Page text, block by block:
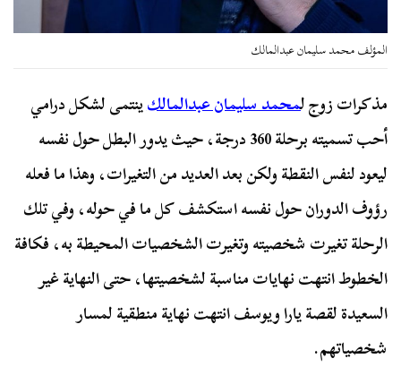
المؤلف محمد سليمان عبدالمالك
مذكرات زوج لمحمد سليمان عبدالمالكينتمى لشكل درامي
أحب تسميته برحلة 360 درجة، حيث يدور البطل حول نفسه
ليعود لنفس النقطة ولكن بعد العديد من التغيرات، وهذا ما فعله
رؤوف الدوران حول نفسه استكشف كل ما في حوله، وفي تلك
الرحلة تغيرت شخصيته وتغيرت الشخصيات المحيطة به، فكافة
الخطوط انتهت نهايات مناسبة لشخصيتها، حتى النهاية غير
السعيدة لقصة يارا ويوسف انتهت نهاية منطقية لمسار
شخصياتهم.